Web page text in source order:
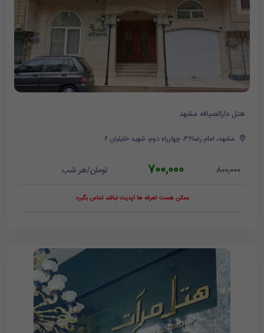
هتل دارالضیافه مشهد
مشهد، امام رضا۳۶، چهارراه دوم، شهید خلیلیان ۶
800,000
700,000 تومان/هر شب
ممکن هست تعرفه ها آپدیت نباشد تماس بگیرد